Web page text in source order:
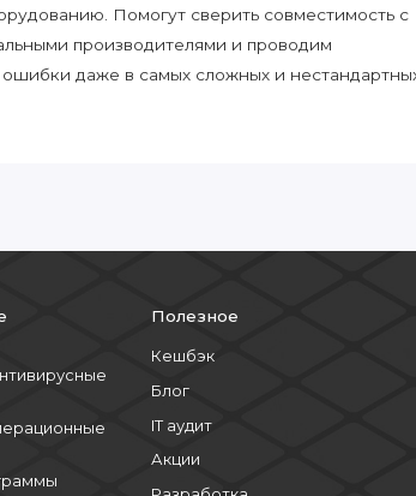
Помогут сверить совместимость с
производителями и проводим
даже в самых сложных и
Полезное
Кешбэк
Блог
IT аудит
Акции